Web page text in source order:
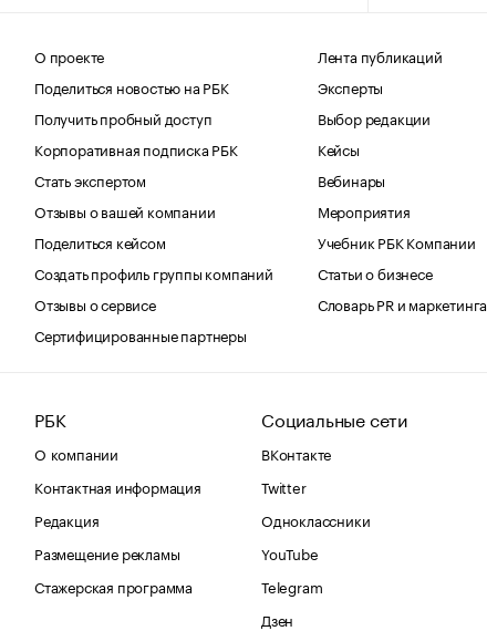
О проекте
Поделиться новостью на РБК
Получить пробный доступ
Корпоративная подписка РБК
Стать экспертом
Отзывы о вашей компании
Поделиться кейсом
Создать профиль группы компаний
Отзывы о сервисе
Сертифицированные партнеры
Лента публикаций
Эксперты
Выбор редакции
Кейсы
Вебинары
Мероприятия
Учебник РБК Компании
Статьи о бизнесе
Словарь PR и маркетинга
РБК
О компании
Контактная информация
Редакция
Размещение рекламы
Стажерская программа
Социальные сети
ВКонтакте
Twitter
Одноклассники
YouTube
Telegram
Дзен